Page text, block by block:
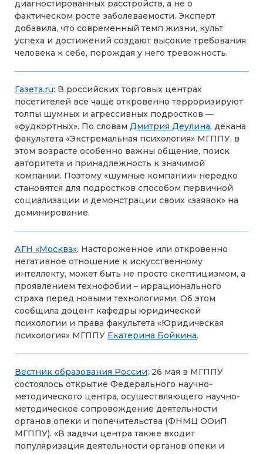
диагностированных расстройств, а не о
фактическом росте заболеваемости. Эксперт
добавила, что современный темп жизни, культ
успеха и достижений создают высокие требования
человека к себе, порождая у него тревожность.
Газета.ru: В российских торговых центрах
посетителей все чаще откровенно терроризируют
толпы шумных и агрессивных подростков —
«фудкортных». По словам Дмитрия Деулина, декана
факультета «Экстремальная психология» МГППУ, в
этом возрасте особенно важны общение, поиск
авторитета и принадлежность к значимой
компании. Поэтому «шумные компании» нередко
становятся для подростков способом первичной
социализации и демонстрации своих «заявок» на
доминирование.
АГН «Москва»: Настороженное или откровенно
негативное отношение к искусственному
интеллекту, может быть не просто скептицизмом, а
проявлением технофобии – иррационального
страха перед новыми технологиями. Об этом
сообщила доцент кафедры юридической
психологии и права факультета «Юридическая
психология» МГППУ Екатерина Бойкина.
Вестник образования России: 26 мая в МГППУ
состоялось открытие Федерального научно-
методического центра, осуществляющего научно-
методическое сопровождение деятельности
органов опеки и попечительства (ФНМЦ ООиП
МГППУ). «В задачи центра также входит
популяризация деятельности органов опеки и